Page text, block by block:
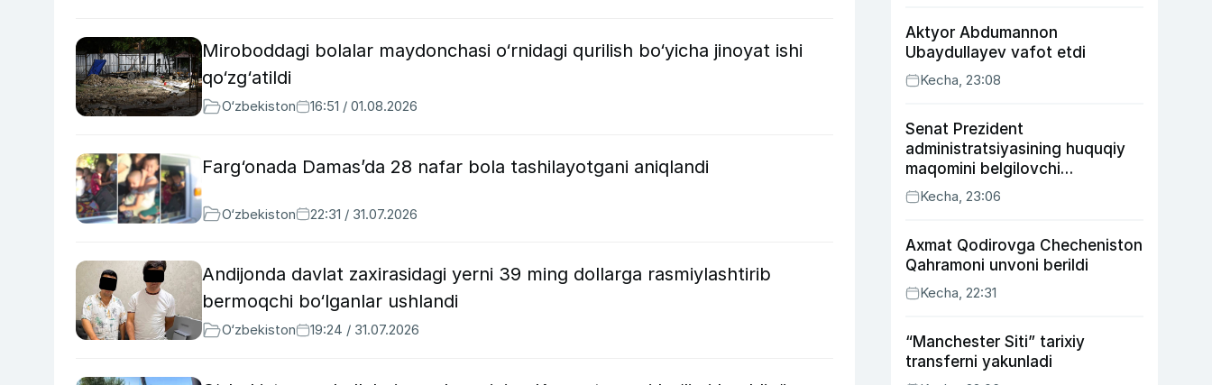
Miroboddagi bolalar maydonchasi o‘rnidagi qurilish bo‘yicha jinoyat ishi
qo‘zg‘atildi
O‘zbekiston 16:51 / 01.08.2026
Farg‘onada Damas’da 28 nafar bola tashilayotgani aniqlandi
O‘zbekiston 22:31 / 31.07.2026
Andijonda davlat zaxirasidagi yerni 39 ming dollarga rasmiylashtirib
bermoqchi bo‘lganlar ushlandi
O‘zbekiston 19:24 / 31.07.2026
Aktyor Abdu­mannon
Ubaydullayev vafot etdi
Kecha, 23:08
Senat Prezident
administratsiyasining huquqiy
maqomini belgilovchi
konstitutsiyaviy qonunni
ma’qulladi
Kecha, 23:06
Axmat Qodirovga Checheniston
Qahramoni unvoni berildi
Kecha, 22:31
“Manchester Siti” tarixiy
transferni yakunladi